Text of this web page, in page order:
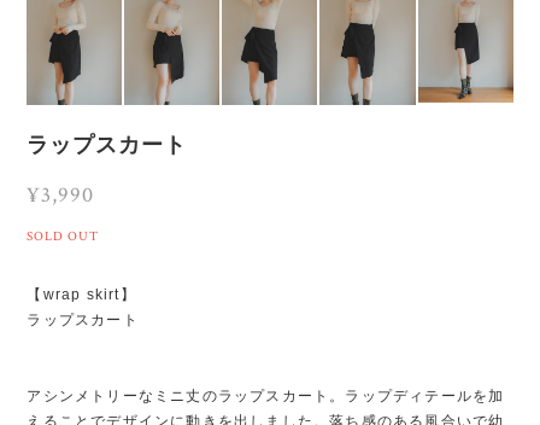
ラップスカート
¥3,990
SOLD OUT
【wrap skirt】
ラップスカート
アシンメトリーなミニ丈のラップスカート。ラップディテールを加
えることでデザインに動きを出しました。落ち感のある風合いで幼